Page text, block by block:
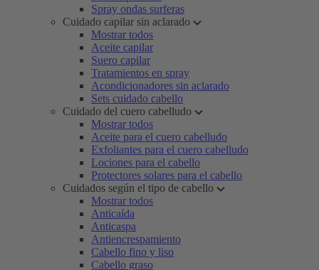
Spray ondas surferas
Cuidado capilar sin aclarado
Mostrar todos
Aceite capilar
Suero capilar
Tratamientos en spray
Acondicionadores sin aclarado
Sets cuidado cabello
Cuidado del cuero cabelludo
Mostrar todos
Aceite para el cuero cabelludo
Exfoliantes para el cuero cabelludo
Lociones para el cabello
Protectores solares para el cabello
Cuidados según el tipo de cabello
Mostrar todos
Anticaída
Anticaspa
Antiencrespamiento
Cabello fino y liso
Cabello graso